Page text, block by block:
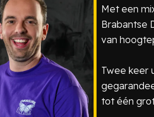
Met een
Brabantse
van
Twee keer
tot één